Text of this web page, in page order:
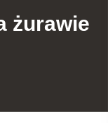
żurawie